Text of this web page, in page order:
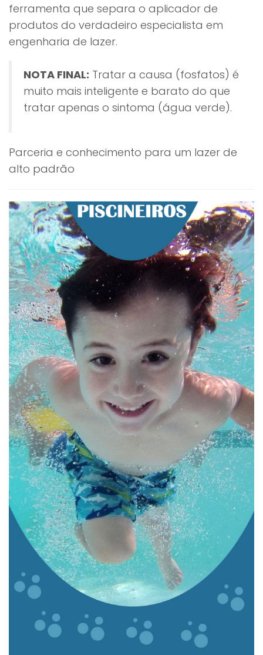
ferramenta que separa o aplicador de
produtos do verdadeiro especialista em
engenharia de lazer.
NOTA FINAL: Tratar a causa (fosfatos) é
muito mais inteligente e barato do que
tratar apenas o sintoma (água verde).
Parceria e conhecimento para um lazer de
alto padrão